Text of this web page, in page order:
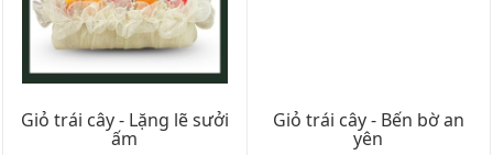
Giỏ trái cây - Lặng lẽ sưởi
ấm
Giỏ trái cây - Bến bờ an
yên